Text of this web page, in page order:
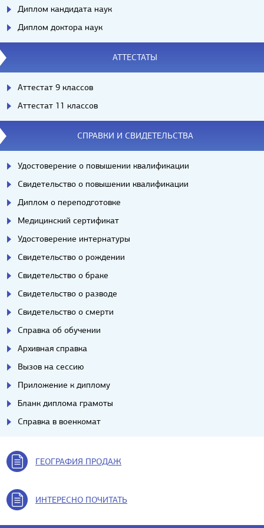
Диплом кандидата наук
Диплом доктора наук
АТТЕСТАТЫ
Аттестат 9 классов
Аттестат 11 классов
СПРАВКИ И СВИДЕТЕЛЬСТВА
Удостоверение о повышении квалификации
Свидетельство о повышении квалификации
Диплом о переподготовке
Медицинский сертификат
Удостоверение интернатуры
Свидетельство о рождении
Свидетельство о браке
Свидетельство о разводе
Свидетельство о смерти
Справка об обучении
Архивная справка
Вызов на сессию
Приложение к диплому
Бланк диплома грамоты
Справка в военкомат
ГЕОГРАФИЯ ПРОДАЖ
ИНТЕРЕСНО ПОЧИТАТЬ